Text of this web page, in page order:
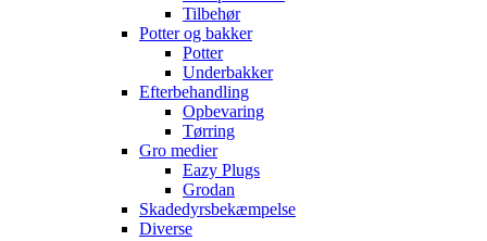
Tilbehør
Potter og bakker
Potter
Underbakker
Efterbehandling
Opbevaring
Tørring
Gro medier
Eazy Plugs
Grodan
Skadedyrsbekæmpelse
Diverse